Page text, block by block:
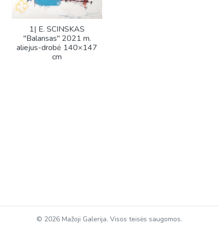
1| E. SCINSKAS
"Balansas" 2021 m.
aliejus-drobė 140×147
cm
© 2026 Mažoji Galerija. Visos teisės saugomos.